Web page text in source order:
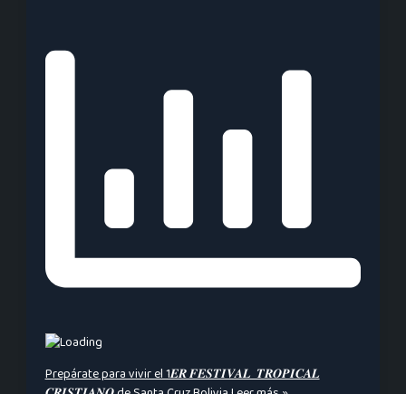
Prepárate para vivir el 1𝑬𝑹 𝑭𝑬𝑺𝑻𝑰𝑽𝑨𝑳 𝑻𝑹𝑶𝑷𝑰𝑪𝑨𝑳